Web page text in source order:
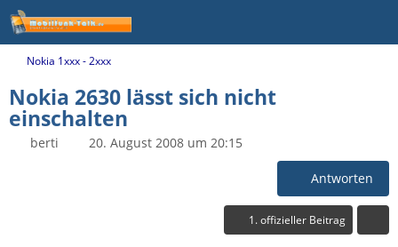
Nokia 1xxx - 2xxx
Nokia 2630 lässt sich nicht
einschalten
berti 20. August 2008 um 20:15
Antworten
1. offizieller Beitrag